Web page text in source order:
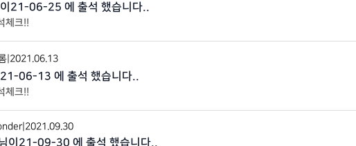
21-06-25 에 출석 했습니다..
체크!!
|2021.06.13
06-13 에 출석 했습니다..
체크!!
| 2021.09.30
이21-09-30 에 출석 했습니다..